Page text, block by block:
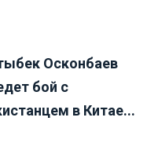
Осконбаев
бой с
в Китае...